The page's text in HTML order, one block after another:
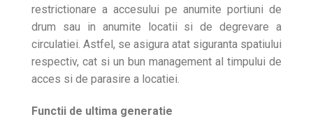
restrictionare a accesului pe anumite portiuni de
drum sau in anumite locatii si de degrevare a
circulatiei. Astfel, se asigura atat siguranta spatiului
respectiv, cat si un bun management al timpului de
acces si de parasire a locatiei.
Functii de ultima generatie